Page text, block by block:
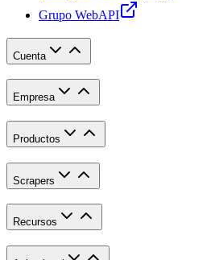
Grupo WebAPI
Cuenta
Empresa
Productos
Scrapers
Recursos